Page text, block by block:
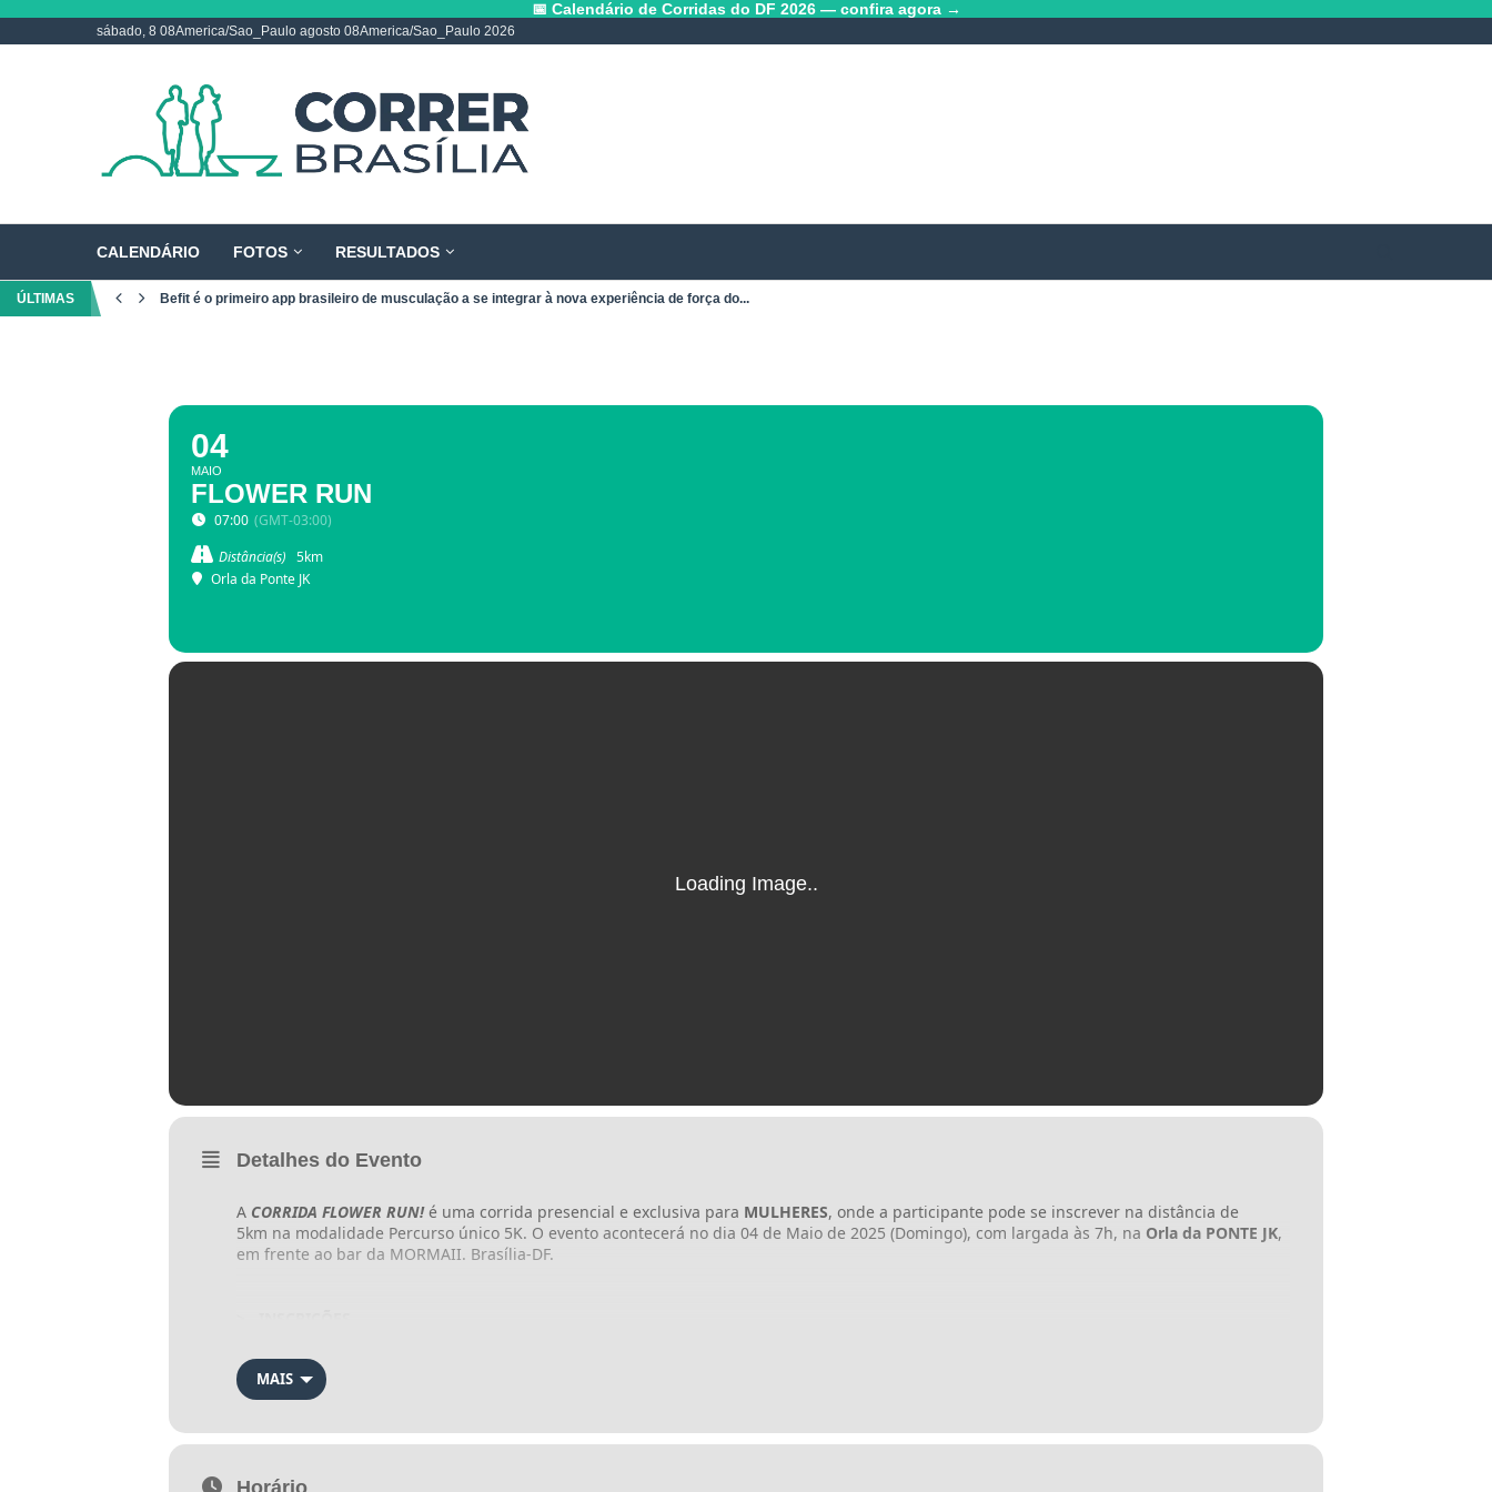
📅 Calendário de Corridas do DF 2026 — confira agora →
sábado, 8 08America/Sao_Paulo agosto 08America/Sao_Paulo 2026
CALENDÁRIO FOTOS RESULTADOS
ÚLTIMAS Befit é o primeiro app brasileiro de musculação a se integrar à nova experiência de força do...
04
MAIO
FLOWER RUN
07:00 (GMT-03:00)
Distância(s) 5km
Orla da Ponte JK
Detalhes do Evento
A CORRIDA FLOWER RUN!é uma corrida presencial e exclusiva para MULHERES, onde a participante pode se inscrever na distância de
5km na modalidade Percurso único 5K. O evento acontecerá no dia 04 de Maio de 2025 (Domingo), com largada às 7h, na Orla da PONTE JK,
em frente ao bar da MORMAII. Brasília-DF.
Lote pré-venda R$ 119,90
DESCONTOS EXCLUSIVOS ( a partir do 2º lote )
MAIS
Horário